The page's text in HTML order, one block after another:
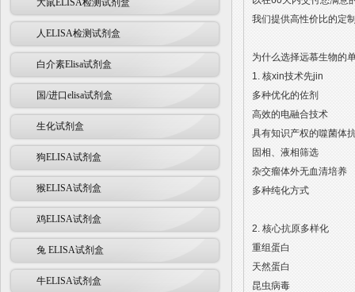
大鼠ELISA检测试剂盒
人ELISA检测试剂盒
白介素Elisa试剂盒
国/进口elisa试剂盒
生化试剂盒
狗ELISA试剂盒
猴ELISA试剂盒
鸡ELISA试剂盒
兔 ELISA试剂盒
牛ELISA试剂盒
我们提供高性价比的定
为什么选择远慕生物的
1. 核xin技术先jin
多种优化的佐剂
高效的电融合技术
具有知识产权的噬菌体
固相、液相筛选
杂交瘤体外无血清培养
多种纯化方式
2. 核心抗原多样化
重组蛋白
天然蛋白
昆虫病毒